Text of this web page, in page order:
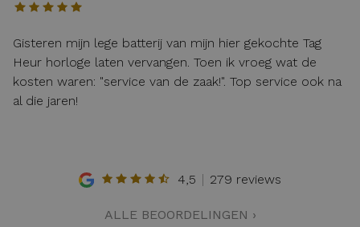
Gisteren mijn lege batterij van mijn hier gekochte Tag
Heur horloge laten vervangen. Toen ik vroeg wat de
kosten waren: "service van de zaak!". Top service ook na
al die jaren!
4,5 279 reviews
ALLE BEOORDELINGEN ›